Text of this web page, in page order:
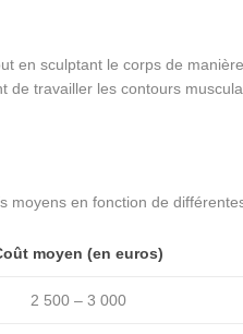
en sculptant le corps de
travailler les contours
moyens en fonction de
moyen (en euros)
2 500 – 3 000